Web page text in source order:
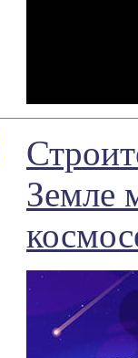
Земле